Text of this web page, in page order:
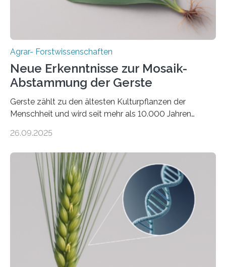
Agrar- Forstwissenschaften
Neue Erkenntnisse zur Mosaik-
Abstammung der Gerste
Gerste zählt zu den ältesten Kulturpflanzen der
Menschheit und wird seit mehr als 10.000 Jahren
einzigen Ort domestiziert wurde. Eine neue Studie eines
Instituts für Pflanzengenetik und
Kulturpflanzenforschung (IPK) zeigt, dass die heutige
Gerste aus verschiedenen Wildpopulationen im
sogenannten Fruchtbaren Halbmond hervorgegangen
ist. Sie besitzt also eine Art „Mosaik-Abstammung“. Die
Ergebnisse der Studie wurden heute in der
Fachzeitschrift „Nature“ veröffentlicht. Die
Forschungsgruppe hat die Evolution und…
26.09.2025